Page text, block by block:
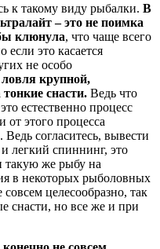
к такому виду рыбалки. В
– это не поимка
клюнула, что чаще всего
это касается
не особо
ловля крупной,
снасти. Ведь что
естественно процесс
от этого процесса
согласитесь, вывести
легкий спиннинг, это
такую же рыбу на
в некоторых рыболовных
целесообразно, так
снасти, но все же и при